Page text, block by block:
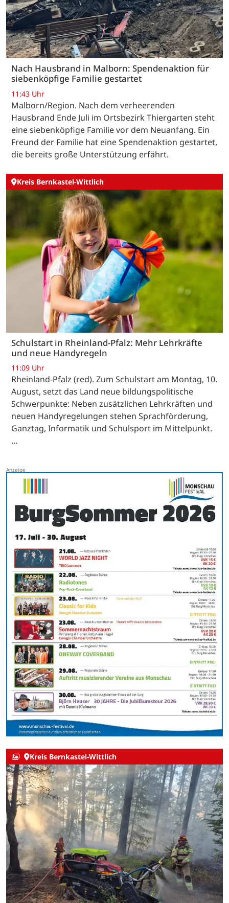
Nach Hausbrand in Malborn: Spendenaktion für
siebenköpfige Familie gestartet
11:43 Uhr
Malborn/Region. Nach dem verheerenden
Hausbrand Ende Juli im Ortsbezirk Thiergarten steht
eine siebenköpfige Familie vor dem Neuanfang. Ein
Freund der Familie hat eine Spendenaktion gestartet,
die bereits große Unterstützung erfährt.
Kreis Bernkastel-Wittlich
Schulstart in Rheinland-Pfalz: Mehr Lehrkräfte
und neue Handyregeln
11:09 Uhr
Rheinland-Pfalz (red). Zum Schulstart am Montag, 10.
August, setzt das Land neue bildungspolitische
Schwerpunkte: Neben zusätzlichen Lehrkräften und
neuen Handyregelungen stehen Sprachförderung,
Ganztag, Informatik und Schulsport im Mittelpunkt.
…
Kreis Bernkastel-Wittlich